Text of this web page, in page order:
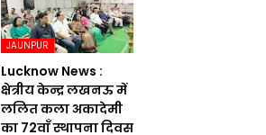
JAUNPUR
Lucknow News :
क्षेत्रीय केन्द्र लखनऊ में
ललित कला अकादेमी
का 72वाॅं स्थापना दिवस